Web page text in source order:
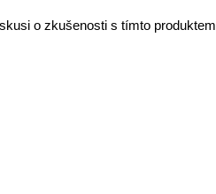
o zkušenosti s tímto produktem